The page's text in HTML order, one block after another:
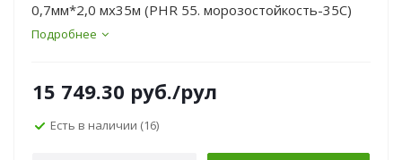
0,7мм*2,0 мх35м (PHR 55. морозостойкость-35C)
Подробнее
15 749.30 руб./рул
Есть в наличии (16)